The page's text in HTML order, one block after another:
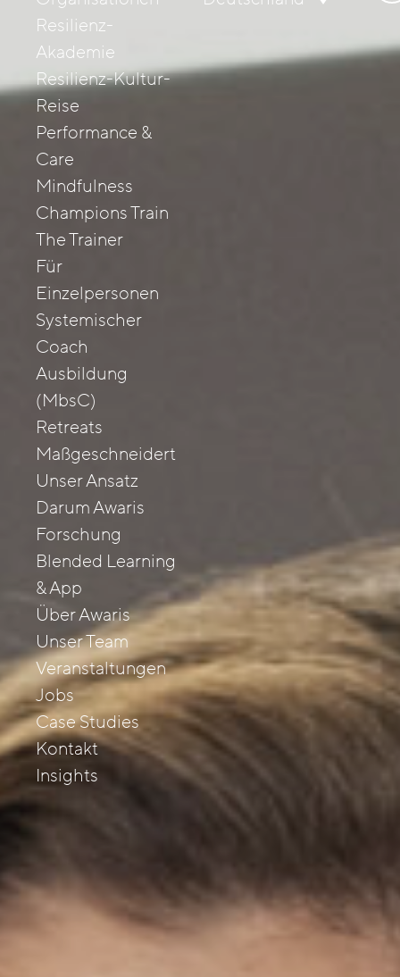
Resilienz-
Akademie
Resilienz-Kultur-
Reise
Performance &
Care
Mindfulness
Champions Train
The Trainer
Für
Einzelpersonen
Systemischer
Coach
Ausbildung
(MbsC)
Retreats
Maßgeschneidert
Unser Ansatz
Darum Awaris
Forschung
Blended Learning
& App
Über Awaris
Unser Team
Veranstaltungen
Jobs
Case Studies
Kontakt
Insights